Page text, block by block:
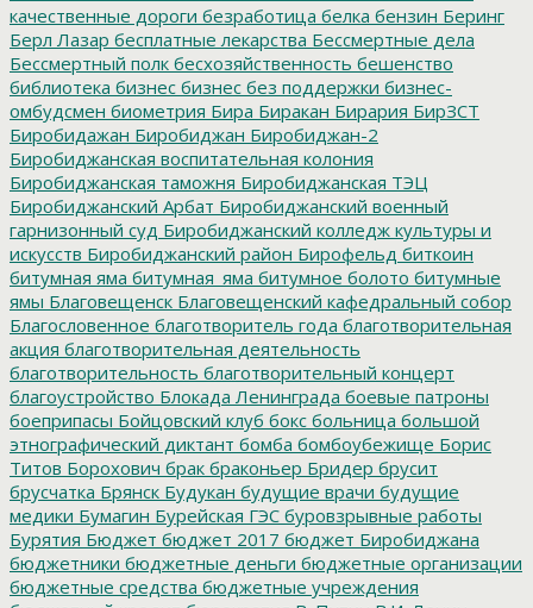
качественные дороги безработица белка бензин Беринг
Берл Лазар бесплатные лекарства Бессмертные дела
Бессмертный полк бесхозяйственность бешенство
библиотека бизнес бизнес без поддержки бизнес-
омбудсмен биометрия Бира Биракан Бирария БирЗСТ
Биробидажан Биробиджан Биробиджан-2
Биробиджанская воспитательная колония
Биробиджанская таможня Биробиджанская ТЭЦ
Биробиджанский Арбат Биробиджанский военный
гарнизонный суд Биробиджанский колледж культуры и
искусств Биробиджанский район Бирофельд биткоин
битумная яма битумная_яма битумное болото битумные
ямы Благовещенск Благовещенский кафедральный собор
Благословенное благотворитель года благотворительная
акция благотворительная деятельность
благотворительность благотворительный концерт
благоустройство Блокада Ленинграда боевые патроны
боеприпасы Бойцовский клуб бокс больница большой
этнографический диктант бомба бомбоубежище Борис
Титов Борохович брак браконьер Бридер брусит
брусчатка Брянск Будукан будущие врачи будущие
медики Бумагин Бурейская ГЭС буровзрывные работы
Бурятия Бюджет бюджет 2017 бюджет Биробиджана
бюджетники бюджетные деньги бюджетные организации
бюджетные средства бюджетные учреждения